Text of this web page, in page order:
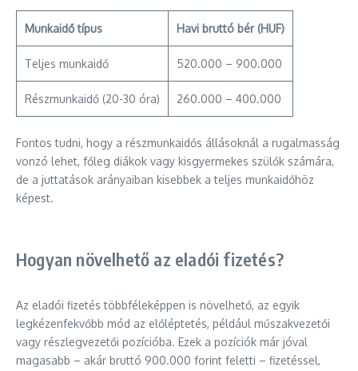
Munkaidő típus Havi bruttó bér (HUF)
Teljes munkaidő 520.000 – 900.000
Részmunkaidő (20-30 óra) 260.000 – 400.000
Fontos tudni, hogy a részmunkaidős állásoknál a rugalmasság
vonzó lehet, főleg diákok vagy kisgyermekes szülők számára,
de a juttatások arányaiban kisebbek a teljes munkaidőhöz
képest.
Hogyan növelhető az eladói fizetés?
Az eladói fizetés többféleképpen is növelhető, az egyik
legkézenfekvőbb mód az előléptetés, például műszakvezetői
vagy részlegvezetői pozícióba. Ezek a pozíciók már jóval
magasabb – akár bruttó 900.000 forint feletti – fizetéssel,